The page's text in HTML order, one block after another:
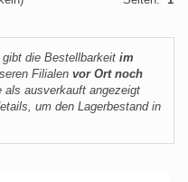
die Bestellbarkeit im
Filialen vor Ort noch
ausverkauft angezeigt
um den Lagerbestand in